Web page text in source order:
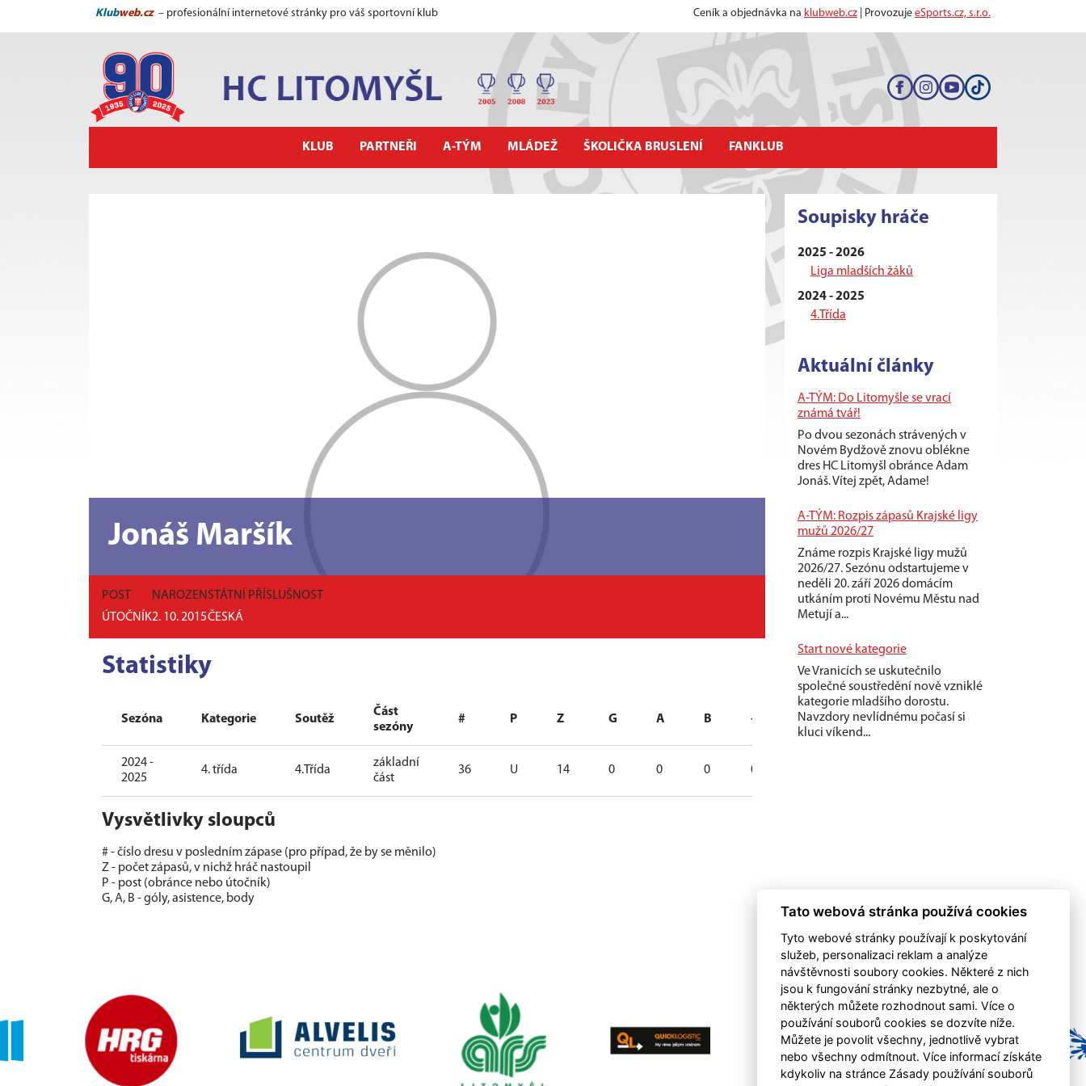
Klubweb.cz – profesionální internetové stránky pro váš sportovní klub Ceník a objednávka na klubweb.cz | Provozuje eSports.cz, s.r.o.
KLUB PARTNEŘI A-TÝM MLÁDEŽ ŠKOLIČKA BRUSLENÍ FANKLUB
Jonáš Maršík
POST
ÚTOČNÍK
NAROZEN
2. 10. 2015
STÁTNÍ PŘÍSLUŠNOST
ČESKÁ
Statistiky
Sezóna Kategorie Soutěž
Část
sezóny
# P Z G A B + - +/- TM
2024 -
2025
4. třída 4.Třída
základní
část
36 U 14 0 0 0 0
Vysvětlivky sloupců
# - číslo dresu v posledním zápase (pro případ, že by se měnilo)
Z - počet zápasů, v nichž hráč nastoupil
P - post (obránce nebo útočník)
G, A, B - góly, asistence, body
Soupisky hráče
2025 - 2026
Liga mladších žáků
2024 - 2025
4.Třída
Aktuální články
A-TÝM: Do Litomyšle se vrací
známá tvář!
Po dvou sezonách strávených v
Novém Bydžově znovu oblékne
dres HC Litomyšl obránce Adam
Jonáš. Vítej zpět, Adame!
A-TÝM: Rozpis zápasů Krajské ligy
mužů 2026/27
Známe rozpis Krajské ligy mužů
2026/27. Sezónu odstartujeme v
neděli 20. září 2026 domácím
utkáním proti Novému Městu nad
Metují a...
Start nové kategorie
Ve Vranicích se uskutečnilo
společné soustředění nově vzniklé
kategorie mladšího dorostu.
Navzdory nevlídnému počasí si
kluci víkend...
Tato webová stránka používá cookies
Tyto webové stránky používají k poskytování
služeb, personalizaci reklam a analýze
návštěvnosti soubory cookies. Některé z nich
jsou k fungování stránky nezbytné, ale o
některých můžete rozhodnout sami. Více o
používání souborů cookies se dozvíte níže.
Můžete je povolit všechny, jednotlivě vybrat
nebo všechny odmítnout. Více informací získáte
kdykoliv na stránce Zásady používání souborů